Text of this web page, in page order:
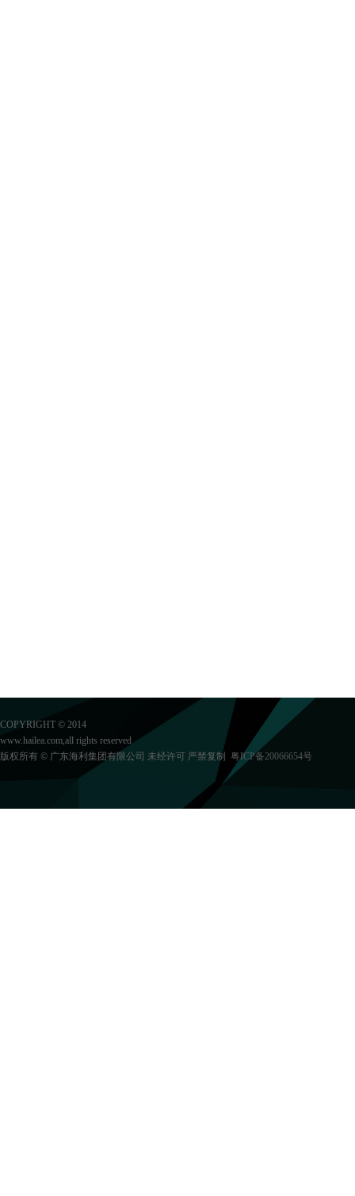
COPYRIGHT © 2014
www.hailea.com,all rights reserved
版权所有 © 广东海利集团有限公司 未经许可 严禁复制 粤ICP备20066654号